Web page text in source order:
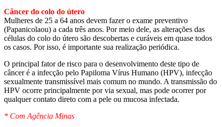
Câncer do colo do útero
Mulheres de 25 a 64 anos devem fazer o exame preventivo
(Papanicolaou) a cada três anos. Por meio dele, as alterações das
células do colo do útero são descobertas e curáveis em quase todos
os casos. Por isso, é importante sua realização periódica.
O principal fator de risco para o desenvolvimento deste tipo de
câncer é a infecção pelo Papiloma Vírus Humano (HPV), infecção
sexualmente transmissível mais comum no mundo. A transmissão do
HPV ocorre principalmente por via sexual, mas pode ocorrer por
qualquer contato direto com a pele ou mucosa infectada.
* Com Agência Minas